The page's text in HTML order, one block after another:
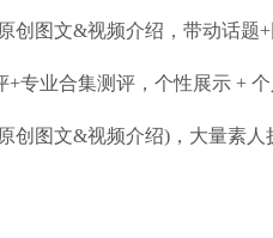
图文&视频介绍，带动话题+
业合集测评，个性展示 + 个
图文&视频介绍)，大量素人